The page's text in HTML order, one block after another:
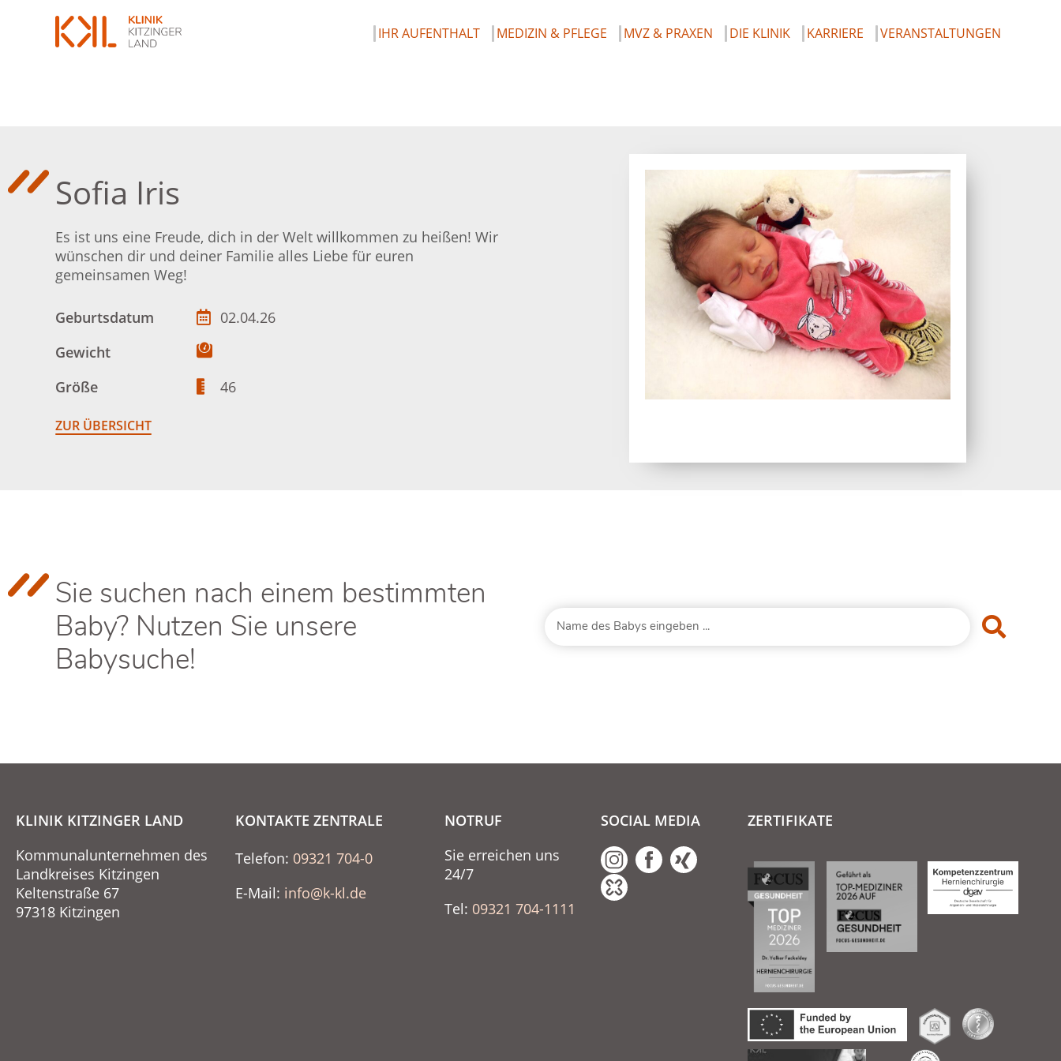
IHR AUFENTHALT MEDIZIN & PFLEGE MVZ & PRAXEN DIE KLINIK KARRIERE VERANSTALTUNGEN
Sofia Iris
Es ist uns eine Freude, dich in der Welt willkommen zu heißen! Wir
wünschen dir und deiner Familie alles Liebe für euren
gemeinsamen Weg!
Geburtsdatum
02.04.26
Gewicht
Größe
46
ZUR ÜBERSICHT
Sie suchen nach einem bestimmten
Baby? Nutzen Sie unsere
Babysuche!
KLINIK KITZINGER LAND
Kommunalunternehmen des
Landkreises Kitzingen
Keltenstraße 67
97318 Kitzingen
KONTAKTE ZENTRALE
Telefon: 09321 704-0
E-Mail: info@k-kl.de
NOTRUF
Sie erreichen uns
24/7
Tel: 09321 704-1111
SOCIAL MEDIA ZERTIFIKATE